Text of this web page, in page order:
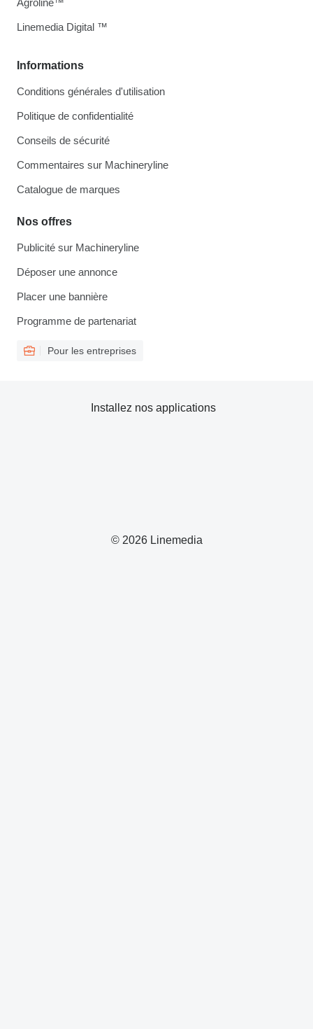
Informations
Conditions générales d'utilisation
Politique de confidentialité
Conseils de sécurité
Commentaires sur Machineryline
Catalogue de marques
Nos offres
Publicité sur Machineryline
Déposer une annonce
Placer une bannière
Programme de partenariat
Pour les entreprises
Agroline™
Linemedia Digital ™
© 2026 Linemedia
Installez nos applications